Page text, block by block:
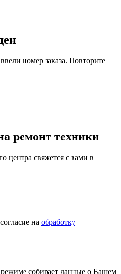
номер заказа. Повторите
ремонт техники
центра свяжется с вами в
на обработку
собирает данные о Вашем